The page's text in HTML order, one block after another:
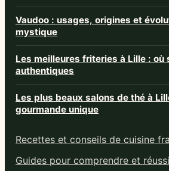
Vaudoo : usages, origines et
mystique
Les meilleures friteries à Lille :
authentiques
Les plus beaux salons de thé à
gourmande unique
Recettes et conseils de cuisine
Guides pour comprendre et